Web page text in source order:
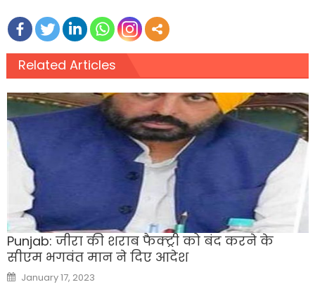
Related Articles
Punjab: जीरा की शराब फैक्ट्री को बंद करने के
सीएम भगवंत मान ने दिए आदेश
Posted
on
January 17, 2023